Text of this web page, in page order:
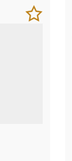
加
入/
儲存
課程